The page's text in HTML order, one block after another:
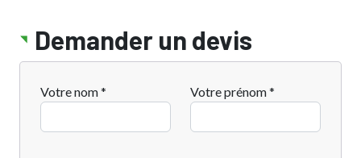
Demander un devis
Votre nom * Votre prénom *